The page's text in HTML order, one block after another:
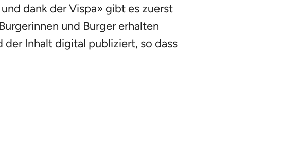
dank der Vispa» gibt es zuerst
und Burger erhalten
der Inhalt digital publiziert, so dass